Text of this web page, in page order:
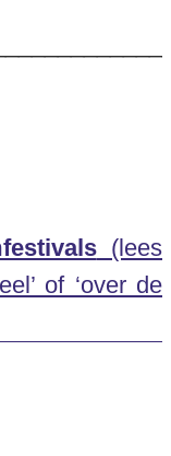
(lees
of ‘over de